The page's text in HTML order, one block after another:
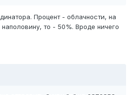
Процент - облачности, на
наполовину, то - 50%. Вроде ничего